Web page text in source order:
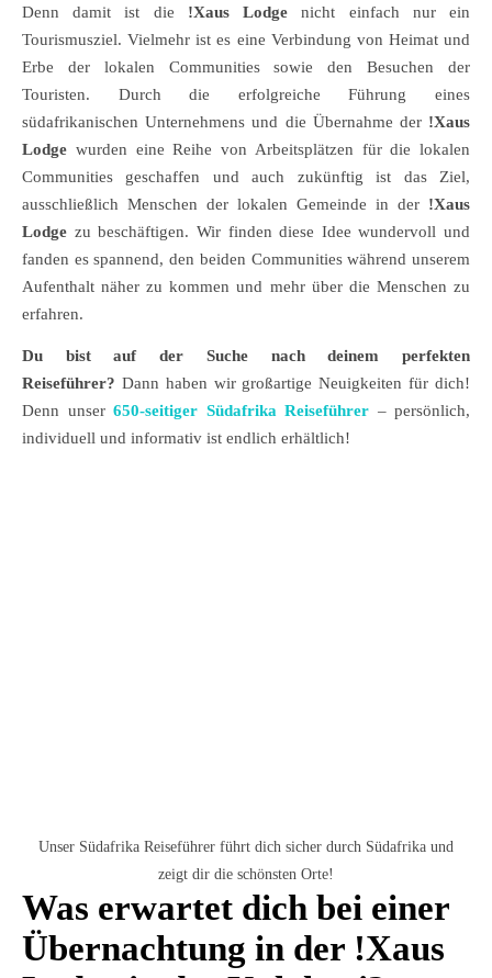
Denn damit ist die !Xaus Lodge nicht einfach nur ein
Tourismusziel. Vielmehr ist es eine Verbindung von Heimat und
Erbe der lokalen Communities sowie den Besuchen der
Touristen. Durch die erfolgreiche Führung eines
südafrikanischen Unternehmens und die Übernahme der!Xaus
Lodge wurden eine Reihe von Arbeitsplätzen für die lokalen
Communities geschaffen und auch zukünftig ist das Ziel,
ausschließlich Menschen der lokalen Gemeinde in der !Xaus
Lodge zu beschäftigen. Wir finden diese Idee wundervoll und
fanden es spannend, den beiden Communities während unserem
Aufenthalt näher zu kommen und mehr über die Menschen zu
erfahren.
Du bist auf der Suche nach deinem perfekten
Reiseführer? Dann haben wir großartige Neuigkeiten für dich!
Denn unser 650-seitiger Südafrika Reiseführer – persönlich,
individuell und informativ ist endlich erhältlich!
Unser Südafrika Reiseführer führt dich sicher durch Südafrika und
zeigt dir die schönsten Orte!
Was erwartet dich bei einer
Übernachtung in der !Xaus